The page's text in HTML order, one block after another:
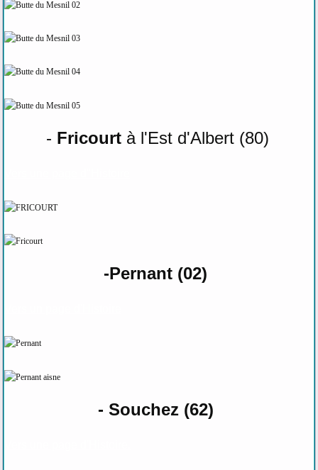
- Fricourt à l'Est d'Albert (80)
-Pernant (02)
- Souchez (62)